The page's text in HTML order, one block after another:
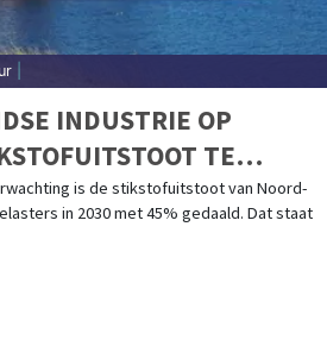
INDUSTRIE OP
TE
is de stikstofuitstoot van Noord-
in 2030 met 45% gedaald. Dat staat